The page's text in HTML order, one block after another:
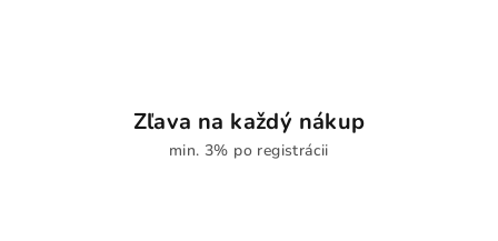
Zľava na každý nákup
min. 3% po registrácii